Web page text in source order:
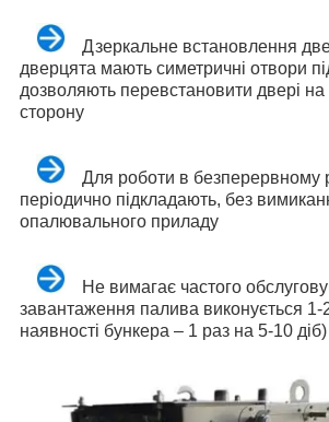
Дзеркальне встановлення
дверцята мають симетричні отвори
дозволяють перевстановити двері
сторону
Для роботи в безперервному
періодично підкладають, без
опалювального приладу
Не вимагає частого
завантаження палива виконується 1-
наявності бункера – 1 раз на 5-10 діб)